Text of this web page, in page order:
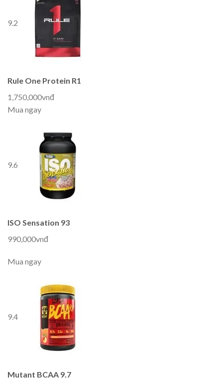
9.2
Rule One Protein R1
1,750,000vnđ
Mua ngay
9.6
ISO Sensation 93
990,000vnđ
Mua ngay
9.4
Mutant BCAA 9.7